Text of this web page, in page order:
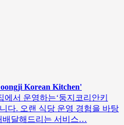
Korean Kitchen'
서 운영하는‘둥지코리안키
다. 오랜 식당 운영 경험을 바탕
배달해드리는 서비스…